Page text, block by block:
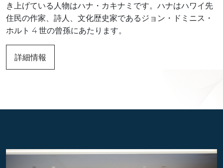
き上げている人物はハナ・カキナミです。ハナはハワイ先
住民の作家、詩人、文化歴史家であるジョン・ドミニス・
ホルト 4 世の曾孫にあたります。
詳細情報